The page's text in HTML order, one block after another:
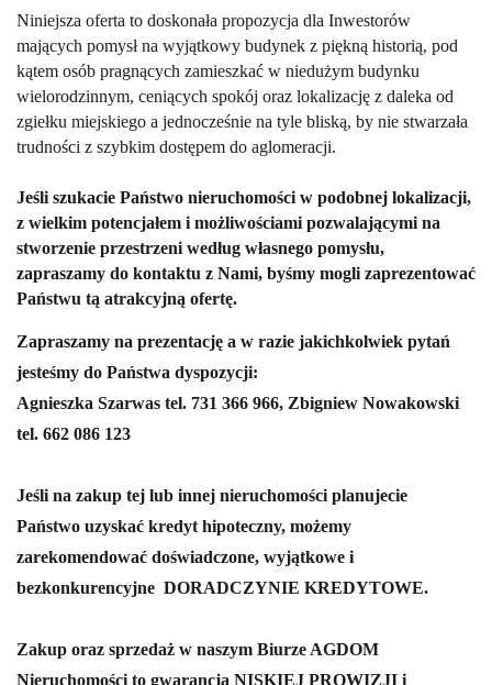
Niniejsza oferta to doskonała propozycja dla Inwestorów
mających pomysł na wyjątkowy budynek z piękną historią, pod
kątem osób pragnących zamieszkać w niedużym budynku
wielorodzinnym, ceniących spokój oraz lokalizację z daleka od
zgiełku miejskiego a jednocześnie na tyle bliską, by nie stwarzała
trudności z szybkim dostępem do aglomeracji.
Jeśli szukacie Państwo nieruchomości w podobnej lokalizacji,
z wielkim potencjałem i możliwościami pozwalającymi na
stworzenie przestrzeni według własnego pomysłu,
zapraszamy do kontaktu z Nami, byśmy mogli zaprezentować
Państwu tą atrakcyjną ofertę.
Zapraszamy na prezentację a w razie jakichkolwiek pytań
jesteśmy do Państwa dyspozycji:
Agnieszka Szarwas tel. 731 366 966, Zbigniew Nowakowski
tel. 662 086 123
Jeśli na zakup tej lub innej nieruchomości planujecie
Państwo uzyskać kredyt hipoteczny, możemy
zarekomendować doświadczone, wyjątkowe i
bezkonkurencyjne DORADCZYNIE KREDYTOWE.
Zakup oraz sprzedaż w naszym Biurze AGDOM
Nieruchomości to gwarancja NISKIEJ PROWIZJI i